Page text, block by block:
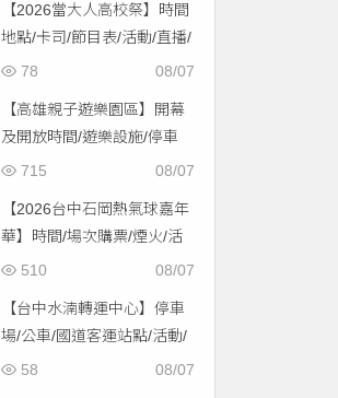
【2026當大人高校祭】時間
地點/卡司/節目表/活動/直播/
交通，免費入場！
08/07
78
【高雄親子遊樂園區】開幕
及開放時間/遊樂設施/停車
場/交通一次看！
08/07
715
【2026台中石岡熱氣球嘉年
華】時間/場次購票/煙火/活
動/交通，土牛運動公園登08/07
510
【台中水湳轉運中心】停車
場/公車/國道客運站點/活動/
交通，啟用免費停車！ 08/07
58